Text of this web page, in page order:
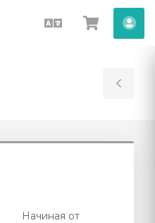
Русский
Начиная от